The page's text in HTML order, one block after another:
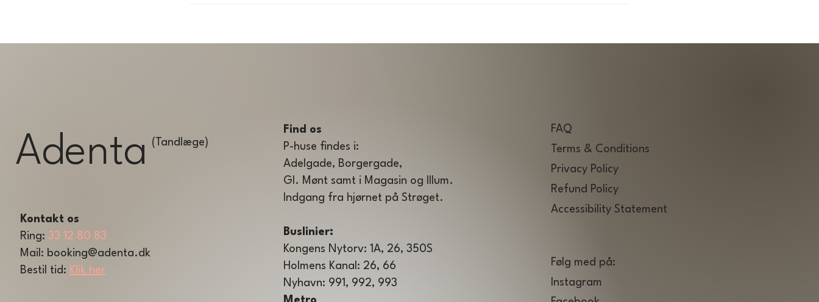
Adenta (Tandlæge)
Kontakt os
Ring:33 12 80 83
Mail: booking@adenta.dk
Bestil tid: Klik her
Find os
P-huse findes i:
Adelgade, Borgergade,
GI. Mønt samt i Magasin og Illum.
Indgang fra hjørnet på Strøget.
Buslinier:
Kongens Nytorv: 1A, 26, 350S
Holmens Kanal: 26, 66
Nyhavn: 991, 992, 993
FAQ
Terms & Conditions
Privacy Policy
Refund Policy
Accessibility Statement
Følg med på:
Instagram